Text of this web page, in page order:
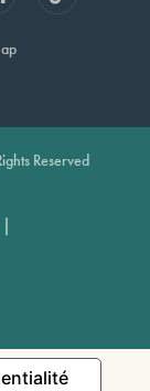
Reserved
|